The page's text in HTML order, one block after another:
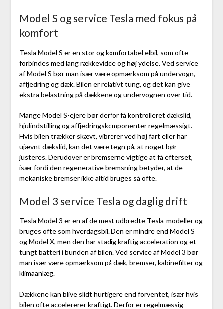
Model S og service Tesla med fokus på
komfort
Tesla Model S er en stor og komfortabel elbil, som ofte
forbindes med lang rækkevidde og høj ydelse. Ved service
af Model S bør man især være opmærksom på undervogn,
affjedring og dæk. Bilen er relativt tung, og det kan give
ekstra belastning på dækkene og undervognen over tid.
Mange Model S-ejere bør derfor få kontrolleret dækslid,
hjulindstilling og affjedringskomponenter regelmæssigt.
Hvis bilen trækker skævt, vibrerer ved høj fart eller har
ujævnt dækslid, kan det være tegn på, at noget bør
justeres. Derudover er bremserne vigtige at få efterset,
især fordi den regenerative bremsning betyder, at de
mekaniske bremser ikke altid bruges så ofte.
Model 3 service Tesla og daglig drift
Tesla Model 3 er en af de mest udbredte Tesla-modeller og
bruges ofte som hverdagsbil. Den er mindre end Model S
og Model X, men den har stadig kraftig acceleration og et
tungt batteri i bunden af bilen. Ved service af Model 3 bør
man især være opmærksom på dæk, bremser, kabinefilter og
klimaanlæg.
Dækkene kan blive slidt hurtigere end forventet, især hvis
bilen ofte accelererer kraftigt. Derfor er regelmæssig